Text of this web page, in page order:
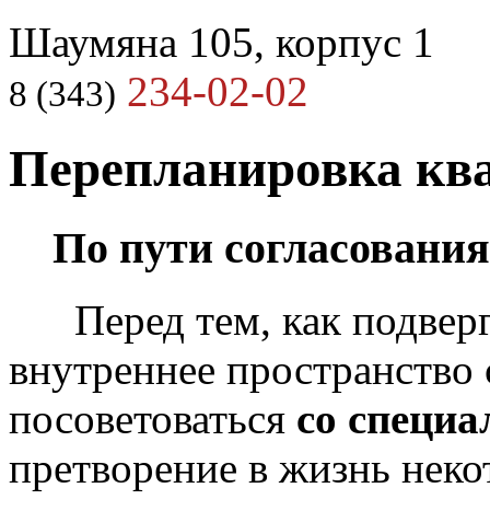
Шаумяна 105, корпус 1
8 (343) 234-02-02
Перепланировка
По пути
Перед тем, как
внутреннее
посоветоваться со
претворение в жизнь